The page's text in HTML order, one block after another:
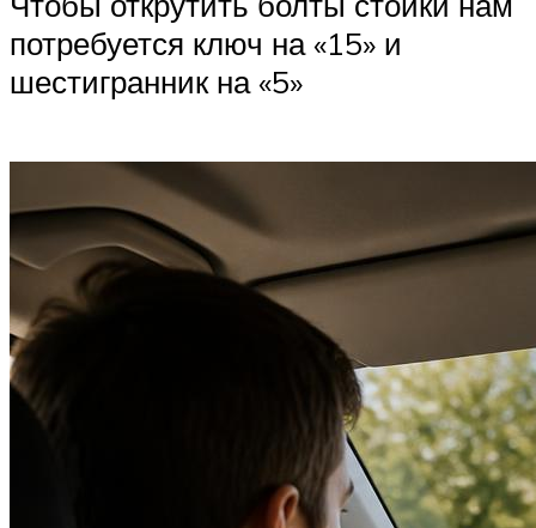
потребуется ключ на «15» и
шестигранник на «5»